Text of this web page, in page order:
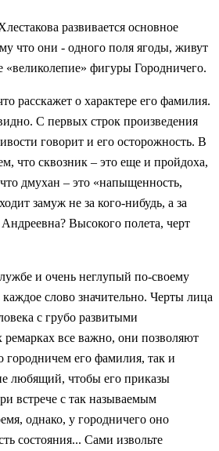
развивается основное
что они - одного поля ягоды, живут
«великолепие» фигуры Городничего.
расскажет о характере его фамилия.
С первых строк произведения
говорит и его осторожность. В
что сквозник – это еще и пройдоха,
дмухан – это «напыщенность,
замуж не за кого-нибудь, а за
Высокого полета, черт
и очень неглупый по-своему
слово значительно. Черты лица
с грубо развитыми
все важно, они позволяют
городничем его фамилия, так и
любящий, чтобы его приказы
встрече с так называемым
однако, у городничего оно
состояния... Сами извольте